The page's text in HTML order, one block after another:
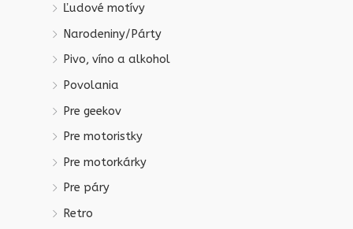
Ľudové motívy
Narodeniny/Párty
Pivo, víno a alkohol
Povolania
Pre geekov
Pre motoristky
Pre motorkárky
Pre páry
Retro